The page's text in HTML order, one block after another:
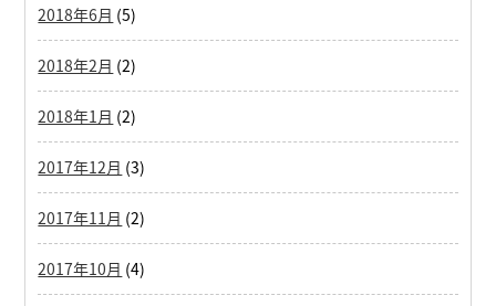
2018年6月 (5)
2018年2月 (2)
2018年1月 (2)
2017年12月 (3)
2017年11月 (2)
2017年10月 (4)